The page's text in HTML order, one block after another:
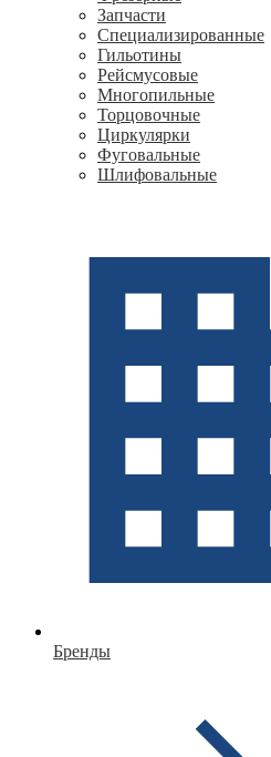
Запчасти
Специализированные
Гильотины
Рейсмусовые
Многопильные
Торцовочные
Циркулярки
Фуговальные
Шлифовальные
Бренды